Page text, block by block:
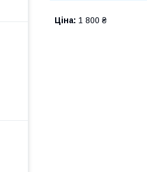
Ціна: 1 800 ₴